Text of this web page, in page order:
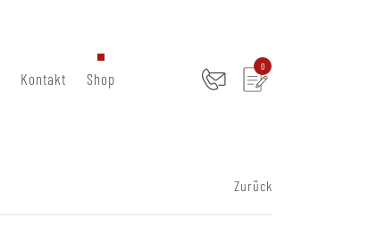
Kontakt Shop
0
Zurück